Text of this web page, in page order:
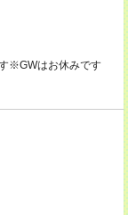
※GWはお休みです